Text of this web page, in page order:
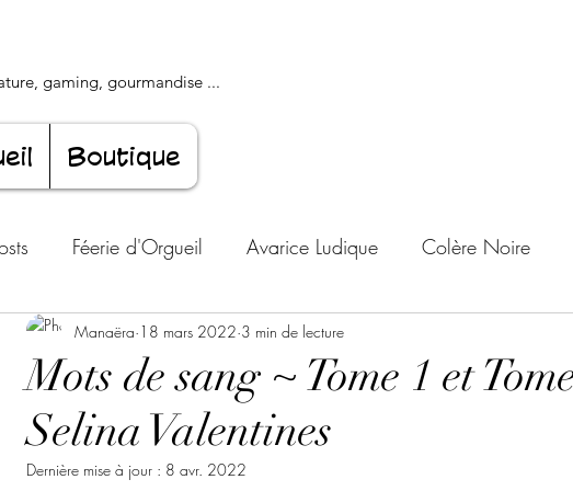
gaming, gourmandise ...
Boutique
Féerie d'Orgueil Avarice Ludique Colère Noire
Envoûtante Gourmandise Proscrite
éternelle Cœur d'adolescent
Mots de sang ~ Tome 1 et
Selina Valentines
Manaëra 18 mars 2022 3 min de lecture
Dernière mise à jour : 8 avr. 2022